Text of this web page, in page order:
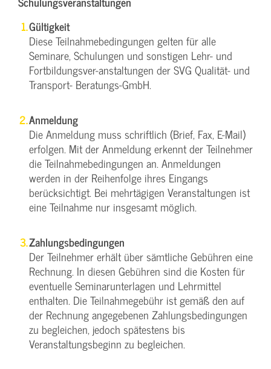
Gültigkeit
Diese Teilnahmebedingungen gelten für alle
Seminare, Schulungen und sonstigen Lehr- und
Fortbildungsver-anstaltungen der SVG Qualität- und
Transport- Beratungs-GmbH.
Anmeldung
Die Anmeldung muss schriftlich (Brief, Fax, E-Mail)
erfolgen. Mit der Anmeldung erkennt der Teilnehmer
die Teilnahmebedingungen an. Anmeldungen
werden in der Reihenfolge ihres Eingangs
berücksichtigt. Bei mehrtägigen Veranstaltungen ist
eine Teilnahme nur insgesamt möglich.
Zahlungsbedingungen
Der Teilnehmer erhält über sämtliche Gebühren eine
Rechnung. In diesen Gebühren sind die Kosten für
eventuelle Seminarunterlagen und Lehrmittel
enthalten. Die Teilnahmegebühr ist gemäß den auf
der Rechnung angegebenen Zahlungsbedingungen
zu begleichen, jedoch spätestens bis
Veranstaltungsbeginn zu begleichen.